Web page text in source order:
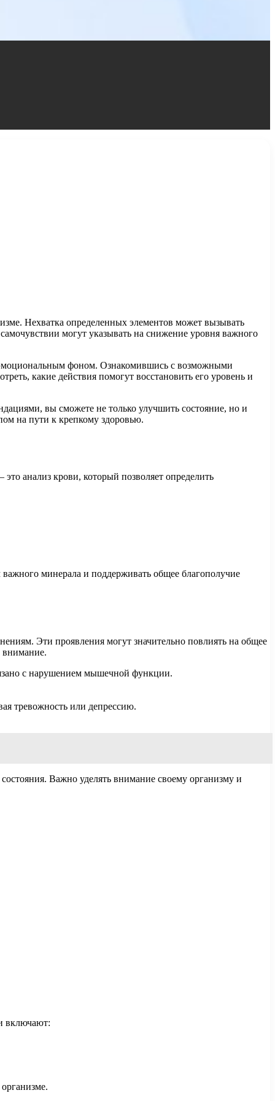
Нехватка определенных элементов может вызывать
могут указывать на снижение уровня важного
эмоциональным фоном. Ознакомившись с возможными
какие действия помогут восстановить его уровень и
вы сможете не только улучшить состояние, но и
на пути к крепкому здоровью.
анализ крови, который позволяет определить
минерала и поддерживать общее благополучие
Эти проявления могут значительно повлиять на общее
внимание.
с нарушением мышечной функции.
тревожность или депрессию.
Важно уделять внимание своему организму и
включают: